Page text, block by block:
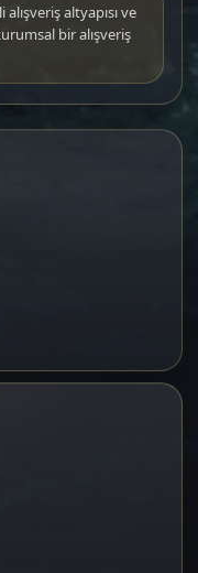
altyapısı ve
bir alışveriş